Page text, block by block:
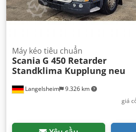
Langelsheim 9.326 km
Máy kéo tiêu chuẩn
Scania G 450 Retarder
Standklima Kupplung neu
giá